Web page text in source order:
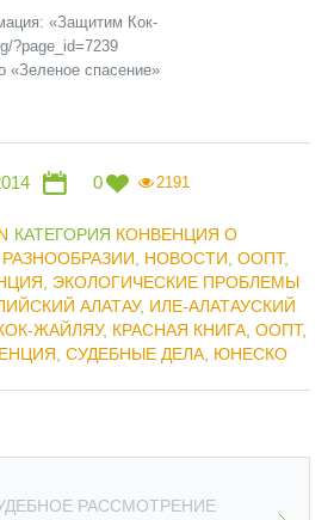
«Защитим Кок-
?page_id=7239
«Зеленое спасение»
0 2191
КАТЕГОРИЯ КОНВЕНЦИЯ О
НОВОСТИ ООПТ,
ЭКОЛОГИЧЕСКИЕ ПРОБЛЕМЫ
АЛАТАУ, ИЛЕ-АЛАТАУСКИЙ
ЖАЙЛЯУ, КРАСНАЯ КНИГА, ООПТ,
СУДЕБНЫЕ ДЕЛА, ЮНЕСКО
РАССМОТРЕНИЕ